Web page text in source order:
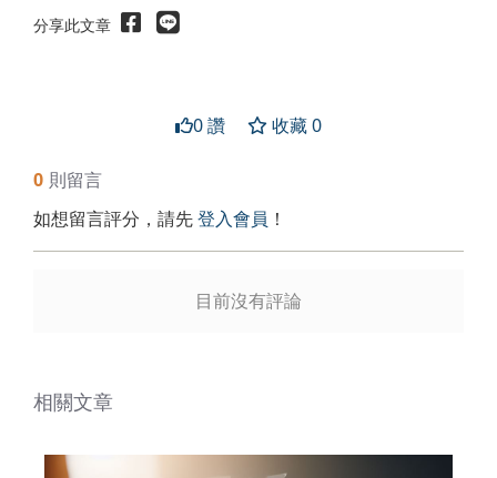
分享此文章
0 讚 收藏 0
0 則留言
如想留言評分，請先登入會員 ！
目前沒有評論
相關文章